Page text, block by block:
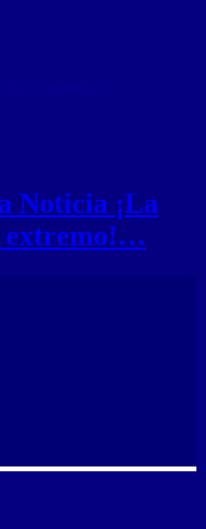
Noticia ¡La
extremo!…